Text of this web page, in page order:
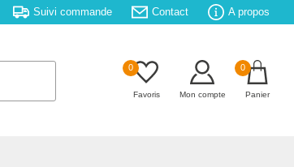
Suivi commande Contact A propos
0
Favoris Mon compte
0
Panier